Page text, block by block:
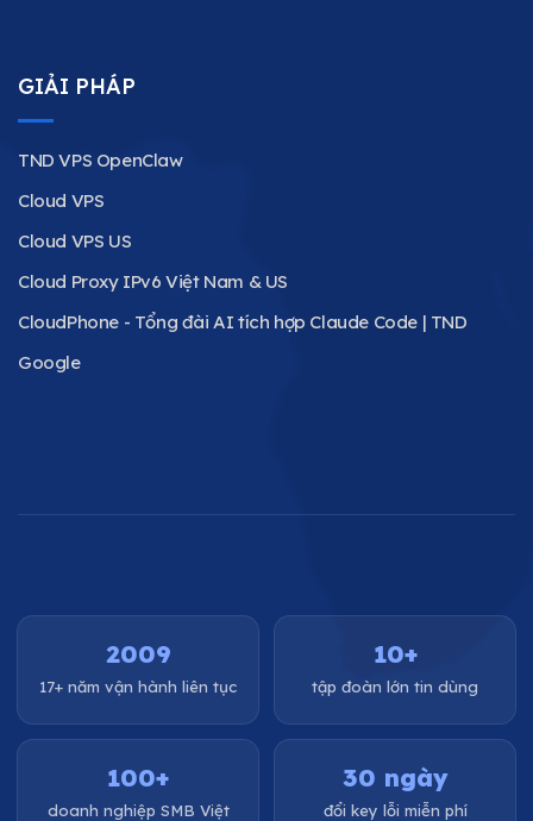
GIẢI PHÁP
TND VPS OpenClaw
Cloud VPS
Cloud VPS US
Cloud Proxy IPv6 Việt Nam & US
CloudPhone - Tổng đài AI tích hợp Claude Code | TND
Google
2009
17+ năm vận hành liên tục
10+
tập đoàn lớn tin dùng
100+
doanh nghiệp SMB Việt
30 ngày
đổi key lỗi miễn phí